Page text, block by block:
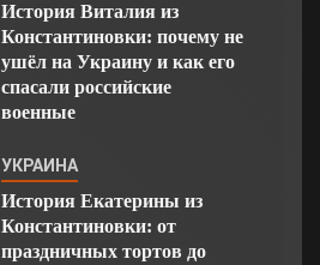
История Виталия из
Константиновки: почему не
ушёл на Украину и как его
спасали российские
военные
УКРАИНА
История Екатерины из
Константиновки: от
праздничных тортов до